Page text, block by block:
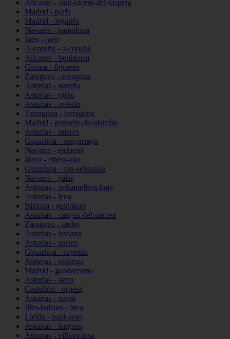
Alicante - sant-vicent-del-raspeig
Madrid - parla
Madrid - leganés
Navarra - pamplona
Jaén - jaén
A-coruña - a-coruña
Alicante - benidorm
Girona - figueres
Zaragoza - zaragoza
Asturias - noreña
Asturias - gijón
Asturias - oviedo
Tarragona - tarragona
Madrid - pozuelo-de-alarcón
Asturias - mieres
Gipuzkoa - astigarraga
Navarra - erriberri
álava - ribera-alta
Gipuzkoa - san-sebastián
Navarra - galar
Asturias - peñamellera-baja
Asturias - lena
Bizkaia - galdakao
Asturias - cangas-del-narcea
Zaragoza - utebo
Asturias - laviana
Asturias - parres
Gipuzkoa - azpeitia
Asturias - colunga
Madrid - guadarrama
Asturias - siero
Castellón - orpesa
Asturias - navia
Illes-balears - inca
Lleida - naut-aran
Asturias - langreo
Asturias - villaviciosa